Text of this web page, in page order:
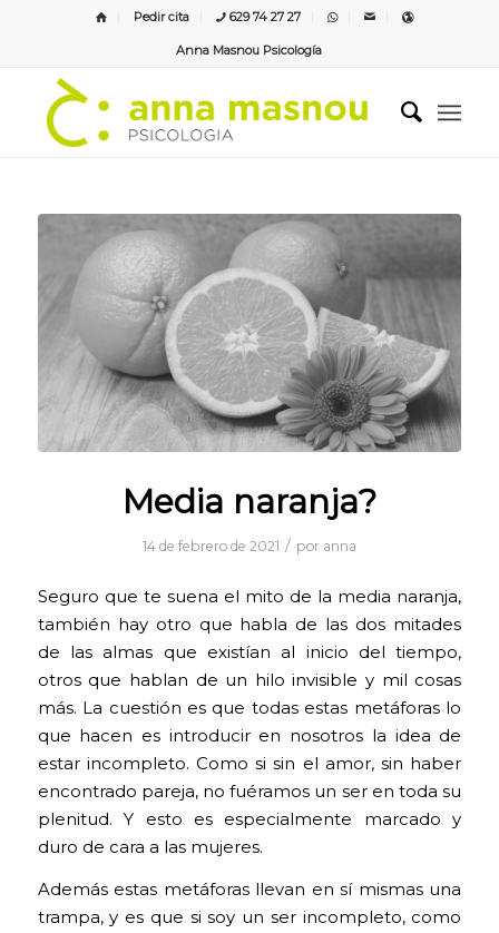
Pedir cita 629 74 27 27
Anna Masnou Psicología
Media naranja?
14 de febrero de 2021 / por anna
Seguro que te suena el mito de la media naranja,
también hay otro que habla de las dos mitades
de las almas que existían al inicio del tiempo,
otros que hablan de un hilo invisible y mil cosas
más. La cuestión es que todas estas metáforas lo
que hacen es introducir en nosotros la idea de
estar incompleto. Como si sin el amor, sin haber
encontrado pareja, no fuéramos un ser en toda su
plenitud. Y esto es especialmente marcado y
duro de cara a las mujeres.
Además estas metáforas llevan en sí mismas una
trampa, y es que si soy un ser incompleto, como